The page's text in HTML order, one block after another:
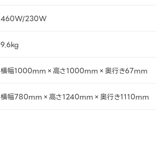
460W/230W
9.6kg
横幅1000mm×高さ1000mm×奥行き67mm
横幅780mm×高さ1240mm×奥行き1110mm